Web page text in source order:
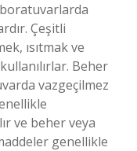
Çeşitli
ısıtmak ve
Beher
vazgeçilmez
ve beher veya
genellikle